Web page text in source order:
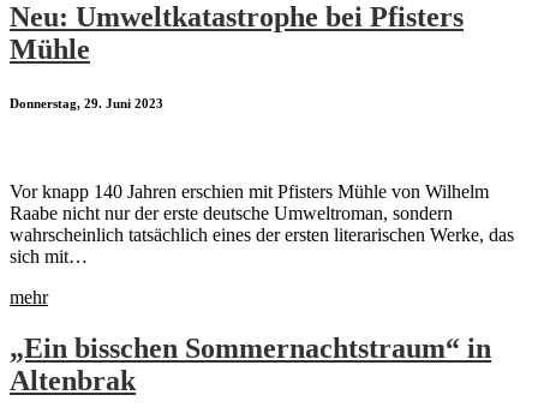
Neu: Umweltkatastrophe bei Pfisters
Mühle
Donnerstag, 29. Juni 2023
Vor knapp 140 Jahren erschien mit Pfisters Mühle von Wilhelm
Raabe nicht nur der erste deutsche Umweltroman, sondern
wahrscheinlich tatsächlich eines der ersten literarischen Werke, das
sich mit…
mehr
„Ein bisschen Sommernachtstraum“ in
Altenbrak